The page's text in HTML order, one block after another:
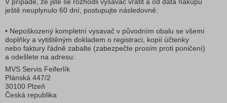
ještě neuplynulo 60 dní, postupujte následovně:
• Nepoškozený kompletní vysavač v původním obalu se všemi
doplňky a vytištěným dokladem o registraci, kopií účtenky
nebo faktury řádně zabalte (zabezpečte prosím proti poničení)
a odešlete na adresu:
MVS Servis Feiferlík
Plánská 447/2
30100 Plzeň
Česká republika